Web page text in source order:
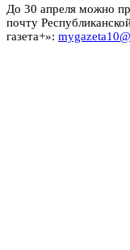
До 30 апреля можно
почту
газета+»: